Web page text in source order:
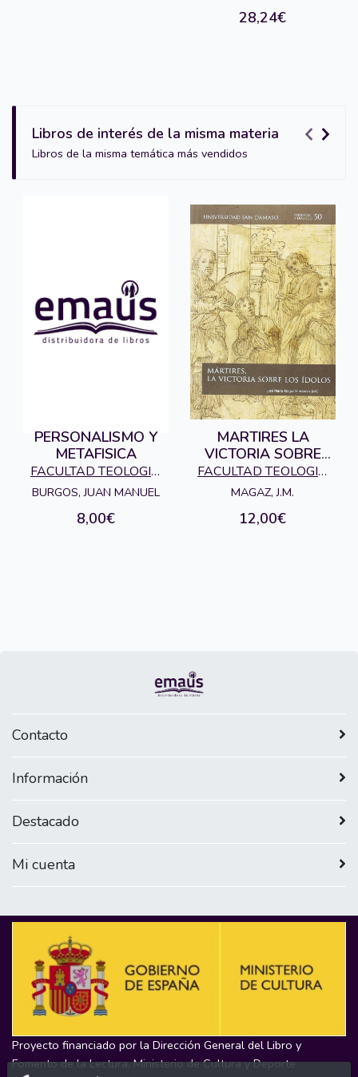
28,24€
Libros de interés de la misma materia
Libros de la misma temática más vendidos
PERSONALISMO Y
METAFISICA
FACULTAD TEOLOGIA
SAN DAMASO
BURGOS, JUAN MANUEL
8,00€
MARTIRES LA
VICTORIA SOBRE
LOS IDOLOS
FACULTAD TEOLOGIA
SAN DAMASO
MAGAZ, J.M.
12,00€
Contacto
Información
Destacado
Mi cuenta
Proyecto financiado por la Dirección General del Libro y
Fomento de la Lectura, Ministerio de Cultura y Deporte